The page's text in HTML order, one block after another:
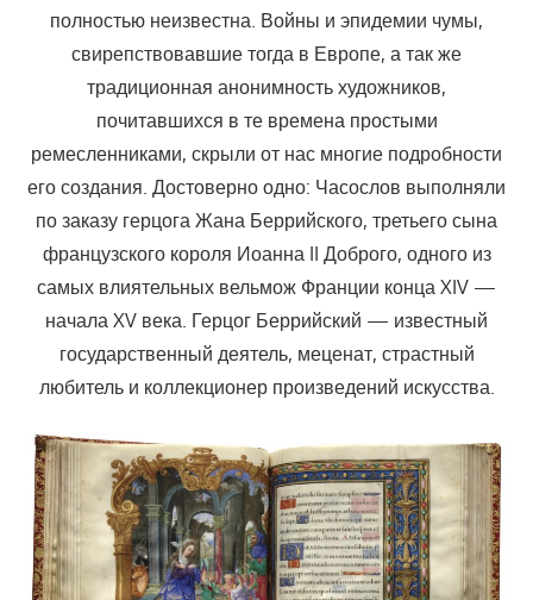
полностью неизвестна. Войны и эпидемии чумы,
свирепствовавшие тогда в Европе, а так же
традиционная анонимность художников,
почитавшихся в те времена простыми
ремесленниками, скрыли от нас многие подробности
его создания. Достоверно одно: Часослов выполняли
по заказу герцога Жана Беррийского, третьего сына
французского короля Иоанна II Доброго, одного из
самых влиятельных вельмож Франции конца XIV —
начала XV века. Герцог Беррийский — известный
государственный деятель, меценат, страстный
любитель и коллекционер произведений искусства.